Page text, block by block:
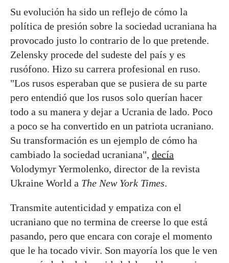
Su evolución ha sido un reflejo de cómo la
política de presión sobre la sociedad ucraniana ha
provocado justo lo contrario de lo que pretende.
Zelensky procede del sudeste del país y es
rusófono. Hizo su carrera profesional en ruso.
"Los rusos esperaban que se pusiera de su parte
pero entendió que los rusos solo querían hacer
todo a su manera y dejar a Ucrania de lado. Poco
a poco se ha convertido en un patriota ucraniano.
Su transformación es un ejemplo de cómo ha
cambiado la sociedad ucraniana", decía
Volodymyr Yermolenko, director de la revista
Ukraine World a The New York Times.
Transmite autenticidad y empatiza con el
ucraniano que no termina de creerse lo que está
pasando, pero que encara con coraje el momento
que le ha tocado vivir. Son mayoría los que le ven